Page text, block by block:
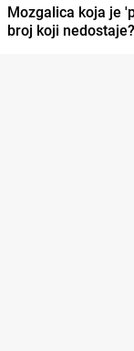
Mozgalica koja je
broj koji nedostaje?